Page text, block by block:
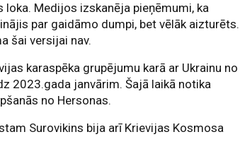
loka. Medijos izskanēja pieņēmumi, ka
par gaidāmo dumpi, bet vēlāk aizturēts.
šai versijai nav.
karaspēka grupējumu karā ar Ukrainu no
2023.gada janvārim. Šajā laikā notika
no Hersonas.
Surovikins bija arī Krievijas Kosmosa